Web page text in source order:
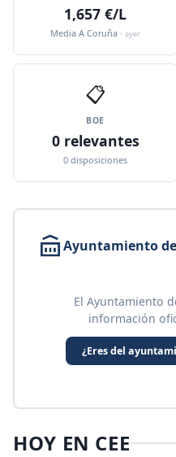
1,657 €/L
Media A Coruña · ayer
📋
BOE
0 relevantes
0 disposiciones
Ayuntamiento de
El Ayuntamiento
información
¿Eres del
HOY EN CEE